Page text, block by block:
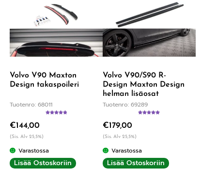
Volvo V90 Maxton
Design takaspoileri
Tuotenro: 68011
€144,00
(Sis. Alv 25,5%)
Varastossa
Lisää Ostoskoriin
Volvo V90/S90 R-
Design Maxton Design
helman lisäosat
Tuotenro: 69289
€179,00
(Sis. Alv 25,5%)
Varastossa
Lisää Ostoskoriin